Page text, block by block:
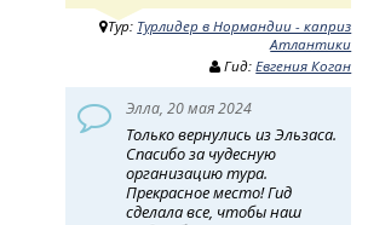
Тур: Турлидер в Нормандии - каприз
Атлантики
Гид:Евгения Коган
Элла, 20 мая 2024
Только вернулись из Эльзаса.
Спасибо за чудесную
организацию тура.
Прекрасное место! Гид
сделала все, чтобы наш